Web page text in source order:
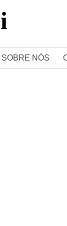
SOBRE NÓS